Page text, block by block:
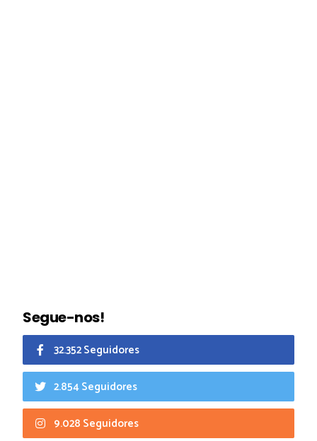
Segue-nos!
32.352 Seguidores
2.854 Seguidores
9.028 Seguidores